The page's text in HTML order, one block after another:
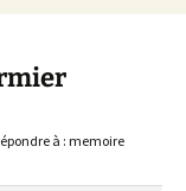
à : memoire